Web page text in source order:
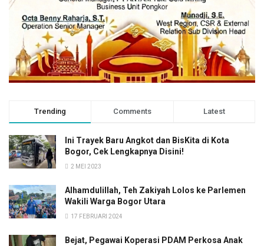
Trending Comments Latest
Ini Trayek Baru Angkot dan BisKita di Kota
Bogor, Cek Lengkapnya Disini!
2 MEI 2023
Alhamdulillah, Teh Zakiyah Lolos ke Parlemen
Wakili Warga Bogor Utara
17 FEBRUARI 2024
Bejat, Pegawai Koperasi PDAM Perkosa Anak